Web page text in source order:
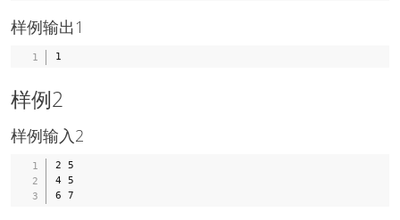
样例输出1
样例2
样例输入2
2 5
4 5